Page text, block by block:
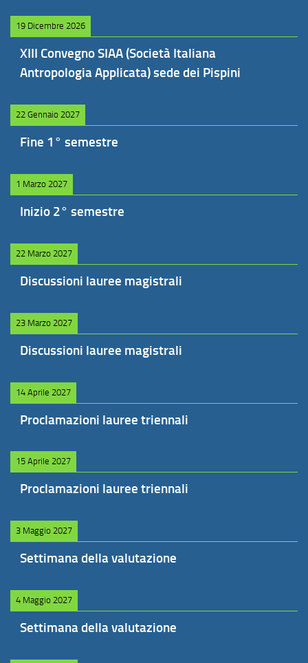
19 Dicembre 2026
XIII Convegno SIAA (Società Italiana
Antropologia Applicata) sede dei Pispini
22 Gennaio 2027
Fine 1° semestre
1 Marzo 2027
Inizio 2° semestre
22 Marzo 2027
Discussioni lauree magistrali
23 Marzo 2027
Discussioni lauree magistrali
14 Aprile 2027
Proclamazioni lauree triennali
15 Aprile 2027
Proclamazioni lauree triennali
3 Maggio 2027
Settimana della valutazione
4 Maggio 2027
Settimana della valutazione